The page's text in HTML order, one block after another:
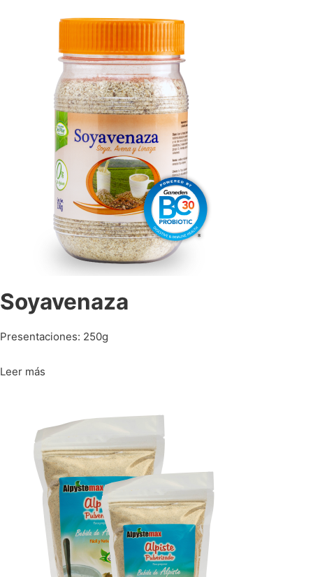
Soyavenaza
Presentaciones: 250g
Leer más